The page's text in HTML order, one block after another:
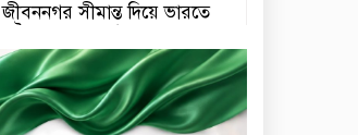
জীবননগর সীমান্ত দিয়ে ভারতে
অবৈধ অনুপ্রবেশের সময় ৮
বাংলাদেশি নারী আটক
মাধবপুর গৃহবধূর ঝুলন্ত মরদেহ
উদ্ধার করছে পুলিশ